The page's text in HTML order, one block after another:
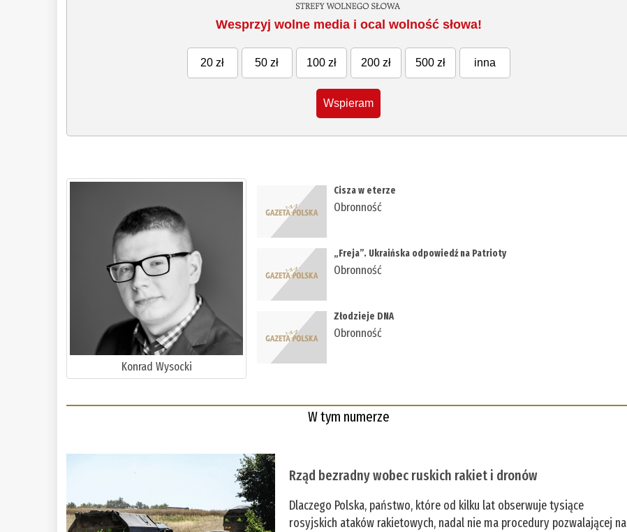
Wesprzyj wolne media i ocal wolność słowa!
20 zł 50 zł 100 zł 200 zł 500 zł inna
Wspieram
Konrad Wysocki
Cisza w eterze
Obronność
„Freja”. Ukraińska odpowiedź na Patrioty
Obronność
Złodzieje DNA
Obronność
W tym numerze
Rząd bezradny wobec ruskich rakiet i dronów
Dlaczego Polska, państwo, które od kilku lat obserwuje tysiące
rosyjskich ataków rakietowych, nadal nie ma procedury pozwalającej na